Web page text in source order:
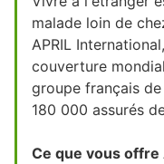
malade loin de
APRIL
couverture
groupe français
180 000 assurés
Ce que vous offre